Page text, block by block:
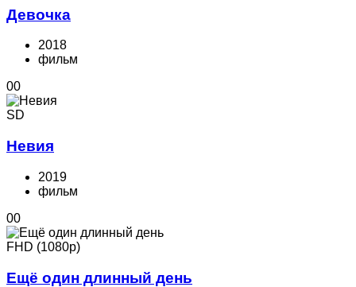
Девочка
2018
фильм
00
SD
Невия
2019
фильм
00
FHD (1080p)
Ещё один длинный день